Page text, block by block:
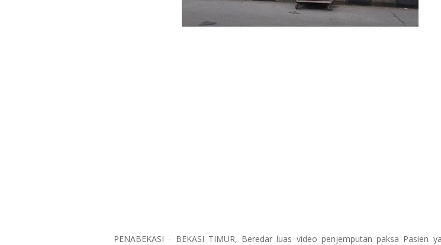
PENABEKASI - BEKASI TIMUR, Beredar luas video penjemputan paksa Pasien